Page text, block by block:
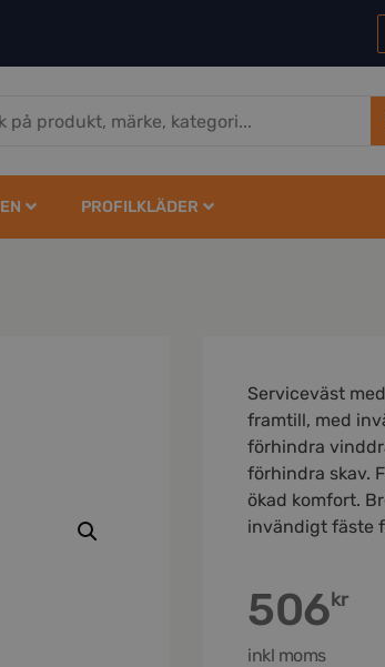
PROFILKLÄDER
Serviceväst
framtill, med
förhindra
förhindra skav.
ökad komfort.
invändigt fäste
506kr
inkl moms